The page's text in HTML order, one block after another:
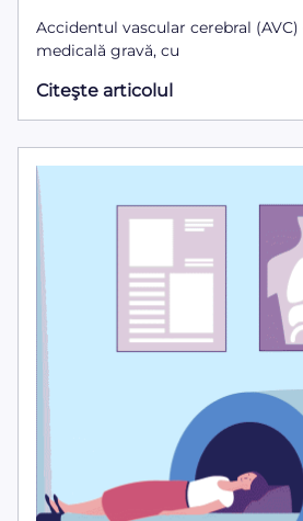
Accidentul vascular cerebral
medicală gravă, cu
Citeşte articolul